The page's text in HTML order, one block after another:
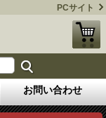
PCサイト
お問い合わせ